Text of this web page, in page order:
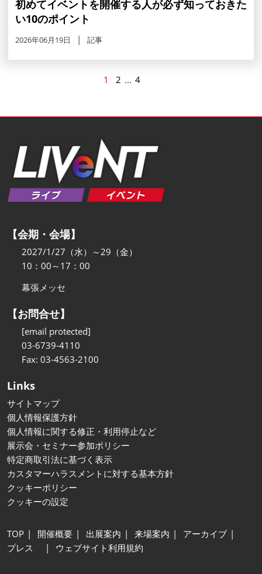
初めてイベントを開催する人が必ず知っておきた
い10のポイント
2026年06月19日 記事
1 2 ... 4
【会期・会場】
2027/1/27（水）～29（金）
10：00～17：00
幕張メッセ
【お問合せ】
[email protected]
03-6739-4110
Fax: 03-4563-2100
Links
サイトマップ
個人情報保護方針
個人情報に関する修正・利用停止など
展示会・セミナー参加ポリシー
特定商取引法に基づく表示
カスタマーハラスメントに対する基本方針
クッキーポリシー
クッキーの設定
TOP 開催概要 出展案内 来場案内
アーカイブ
プレス
ウェブサイト利用規約